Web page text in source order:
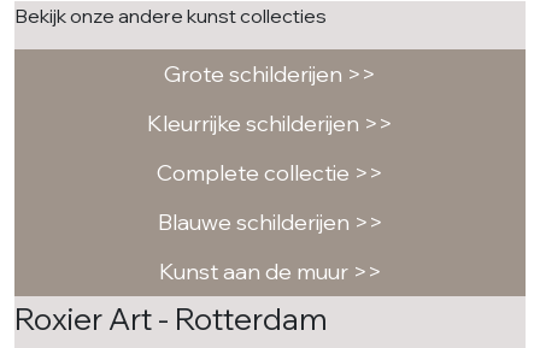
Bekijk onze andere kunst collecties
Grote schilderijen >>
Kleurrijke schilderijen >>
Complete collectie >>
Blauwe schilderijen >>
Kunst aan de muur >>
Roxier Art - Rotterdam